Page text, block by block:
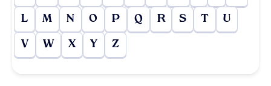
L M N O P Q R S T U
V W X Y Z